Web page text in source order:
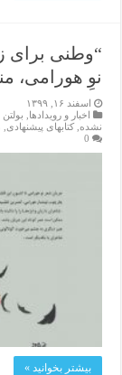
“وطنی برای
نوِ هورامی،
اسفند ۱۶, ۱۳۹۹
اخبار و رویدادها
نشده ,کتابهای پیشنهادی
0
بیشتر بخوانید »